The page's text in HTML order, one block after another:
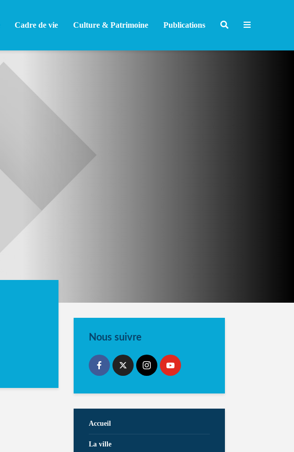
Cadre de vie Culture & Patrimoine Publications
Nous suivre
Accueil
La ville